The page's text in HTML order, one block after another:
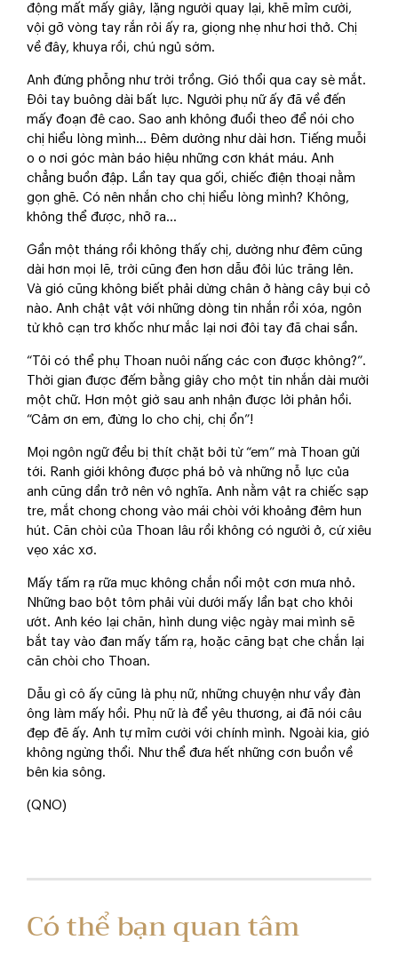
động mất mấy giây, lặng người quay lại, khẽ mỉm cười,
vội gỡ vòng tay rắn rỏi ấy ra, giọng nhẹ như hơi thở. Chị
về đây, khuya rồi, chú ngủ sớm.
Anh đứng phỗng như trời trồng. Gió thổi qua cay sè mắt.
Đôi tay buông dài bất lực. Người phụ nữ ấy đã về đến
mấy đoạn đê cao. Sao anh không đuổi theo để nói cho
chị hiểu lòng mình... Đêm dường như dài hơn. Tiếng muỗi
o o nơi góc màn báo hiệu những cơn khát máu. Anh
chẳng buồn đập. Lần tay qua gối, chiếc điện thoại nằm
gọn ghẽ. Có nên nhắn cho chị hiểu lòng mình? Không,
không thể được, nhỡ ra...
Gần một tháng rồi không thấy chị, dường như đêm cũng
dài hơn mọi lẽ, trời cũng đen hơn dẫu đôi lúc trăng lên.
Và gió cũng không biết phải dừng chân ở hàng cây bụi cỏ
nào. Anh chật vật với những dòng tin nhắn rồi xóa, ngôn
từ khô cạn trơ khốc như mắc lại nơi đôi tay đã chai sần.
“Tôi có thể phụ Thoan nuôi nấng các con được không?”.
Thời gian được đếm bằng giây cho một tin nhắn dài mười
một chữ. Hơn một giờ sau anh nhận được lời phản hồi.
“Cảm ơn em, đừng lo cho chị, chị ổn”!
Mọi ngôn ngữ đều bị thít chặt bởi từ “em” mà Thoan gửi
tới. Ranh giới không được phá bỏ và những nỗ lực của
anh cũng dần trở nên vô nghĩa. Anh nằm vật ra chiếc sạp
tre, mắt chong chong vào mái chòi với khoảng đêm hun
hút. Căn chòi của Thoan lâu rồi không có người ở, cứ xiêu
vẹo xác xơ.
Mấy tấm rạ rữa mục không chắn nổi một cơn mưa nhỏ.
Những bao bột tôm phải vùi dưới mấy lần bạt cho khỏi
ướt. Anh kéo lại chăn, hình dung việc ngày mai mình sẽ
bắt tay vào đan mấy tấm rạ, hoặc căng bạt che chắn lại
căn chòi cho Thoan.
Dẫu gì cô ấy cũng là phụ nữ, những chuyện như vầy đàn
ông làm mấy hồi. Phụ nữ là để yêu thương, ai đã nói câu
đẹp đẽ ấy. Anh tự mỉm cười với chính mình. Ngoài kia, gió
không ngừng thổi. Như thể đưa hết những cơn buồn về
bên kia sông.
(QNO)
Có thể bạn quan tâm